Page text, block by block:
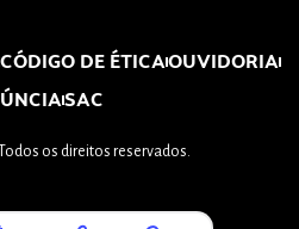
CÓDIGO DE ÉTICAOUVIDORIA
SAC
os direitos reservados.